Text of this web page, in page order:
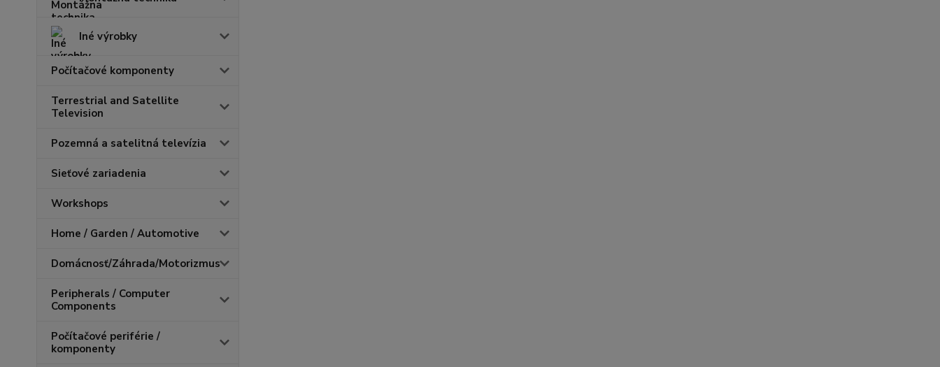
Iné výrobky
Počítačové komponenty
Terrestrial and Satellite
Television
Pozemná a satelitná televízia
Sieťové zariadenia
Workshops
Home / Garden / Automotive
Domácnosť/Záhrada/Motorizmus
Peripherals / Computer
Components
Počítačové periférie /
komponenty